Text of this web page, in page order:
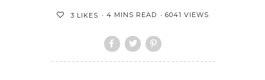
3 LIKES 4 MINS READ 6041 VIEWS